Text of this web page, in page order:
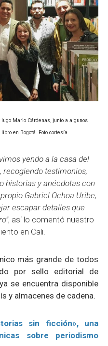
Mario Cárdenas, junto a algunos
en Bogotá. Foto cortesía.
yendo a la casa del
recogiendo testimonios,
historias y anécdotas con
Gabriel Ochoa Uribe,
escapar detalles que
, así lo comentó nuestro
en Cali.
más grande de todos
por sello editorial de
se encuentra disponible
y almacenes de cadena.
sin ficción», una
sobre periodismo